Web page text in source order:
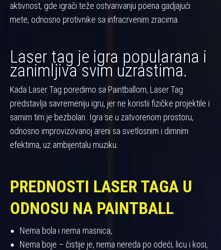
aktivnost, gde igrači teže ostvarivanju poena gadjajući
mete, odnosno protivnike sa infracrvenim zracima.
Laser tag je igra popularana i
zanimljiva svim uzrastima.
Kada Laser Tag poredimo sa Paintballom, Laser Tag
predstavlja savremeniju igru, jer ne koristii fizičke projektile i
samim tim je bezbolan. Igra se u zatvorenom prostoru,
odnosno improvizovanoj areni sa svetlosnim i dimnim
efektima, uz ambijentalu muziku.
PREDNOSTI LASER TAGA U
ODNOSU NA PAINTBALL
Nema bola i nema masnica,
Nema boje – čistije je, nema nereda po odeći, licu i kosi,